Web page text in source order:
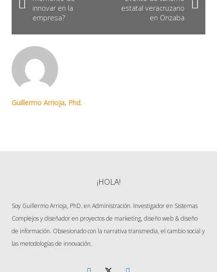
innovar en la
empresa?
estatal veracruzano
en Orizaba
Guillermo Arrioja, Phd.
¡HOLA!
Soy Guillermo Arrioja, PhD. en Administración. Investigador en Sistemas
Complejos y diseñador en proyectos de marketing, diseño web & diseño
de información. Obsesionado con la narrativa transmedia, el cambio social y
las metodologías de innovación.